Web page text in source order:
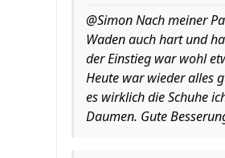
@Simon Nach meiner
Waden auch hart und
der Einstieg war wohl
Heute war wieder alles
es wirklich die Schuhe
Daumen. Gute